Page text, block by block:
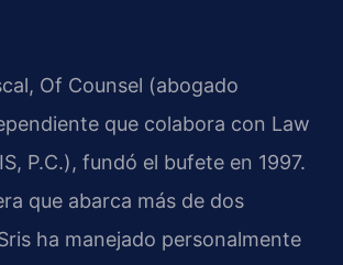
Of Counsel (abogado
que colabora con Law
P.C.), fundó el bufete en 1997.
que abarca más de dos
ha manejado personalmente